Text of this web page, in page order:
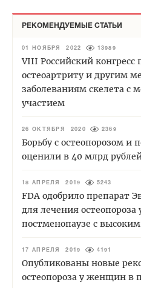
РЕКОМЕНДУЕМЫЕ СТАТЬИ
01 НОЯБРЯ 2022 13989
VIII Российский конгресс
остеоартриту и другим
заболеваниям скелета с
участием
26 ОКТЯБРЯ 2020 2369
Борьбу с остеопорозом и
оценили в 40 млрд
18 АПРЕЛЯ 2019 5243
FDA одобрило препарат
для лечения
постменопаузе с
17 АПРЕЛЯ 2019 4191
Опубликованы новые
остеопороза у женщин в